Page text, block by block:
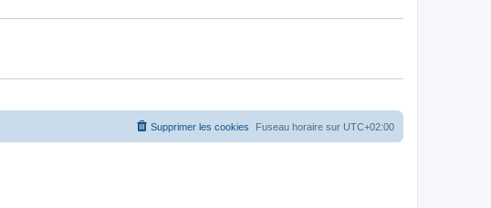
Fuseau horaire sur UTC+02:00
Supprimer les cookies